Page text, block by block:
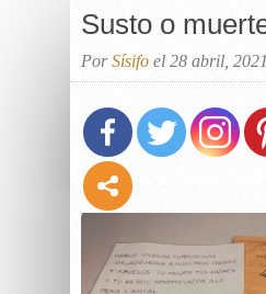
Susto o
PorSísifo el 28 abril, 2021